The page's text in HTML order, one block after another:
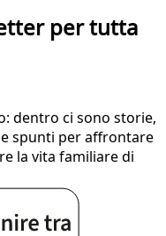
per tutta
dentro ci sono storie,
spunti per affrontare
la vita familiare di